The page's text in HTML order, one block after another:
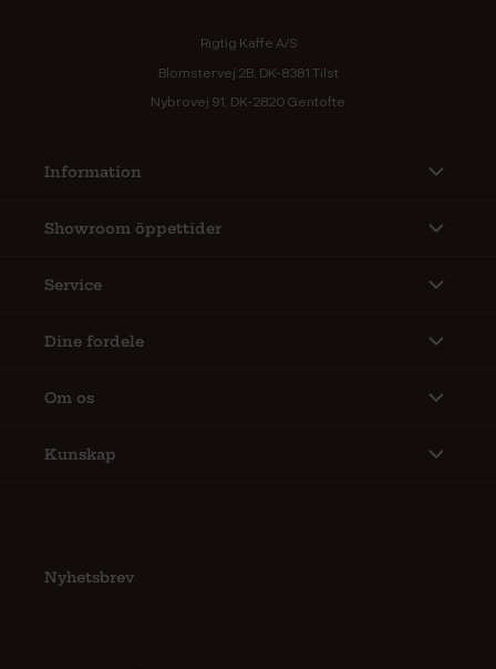
Rigtig Kaffe A/S
Blomstervej 2B, DK-8381 Tilst
Nybrovej 91, DK-2820 Gentofte
Information
Showroom öppettider
Service
Dine fordele
Om os
Kunskap
Nyhetsbrev